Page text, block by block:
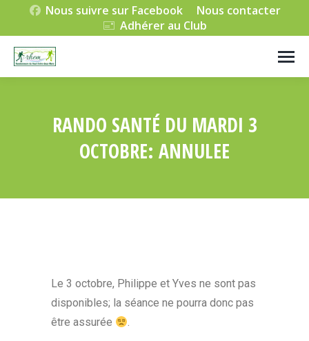
Nous suivre sur Facebook
Nous contacter
Adhérer au Club
RANDO SANTÉ DU MARDI 3
OCTOBRE: ANNULEE
Le 3 octobre, Philippe et Yves ne sont pas
disponibles; la séance ne pourra donc pas
être assurée
.